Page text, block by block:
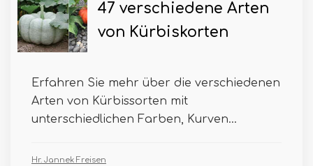
47 verschiedene Arten
von Kürbiskorten
Erfahren Sie mehr über die verschiedenen
Arten von Kürbissorten mit
unterschiedlichen Farben, Kurven...
Hr. Jannek Freisen